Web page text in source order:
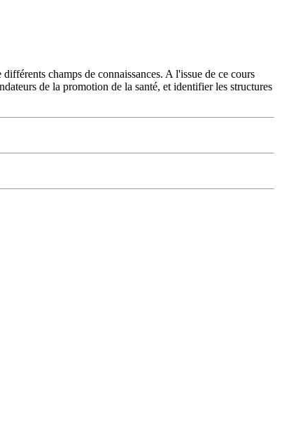
champs de connaissances. A l'issue de ce cours
de la promotion de la santé, et identifier les structures